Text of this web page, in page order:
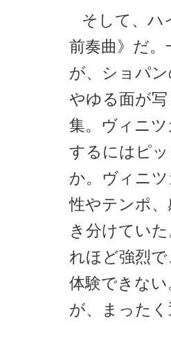
そして、ハ
前奏曲》だ
が、ショパ
やゆる面が
集。ヴィニ
するにはピ
か。ヴィニ
性やテンポ
き分けてい
れほど強烈
体験できな
が、まった